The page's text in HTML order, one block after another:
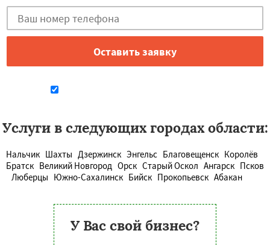
Услуги в следующих городах области:
Нальчик Шахты Дзержинск Энгельс Благовещенск Королёв
Братск Великий Новгород Орск Старый Оскол Ангарск Псков
Люберцы Южно-Сахалинск Бийск Прокопьевск Абакан
У Вас свой бизнес?